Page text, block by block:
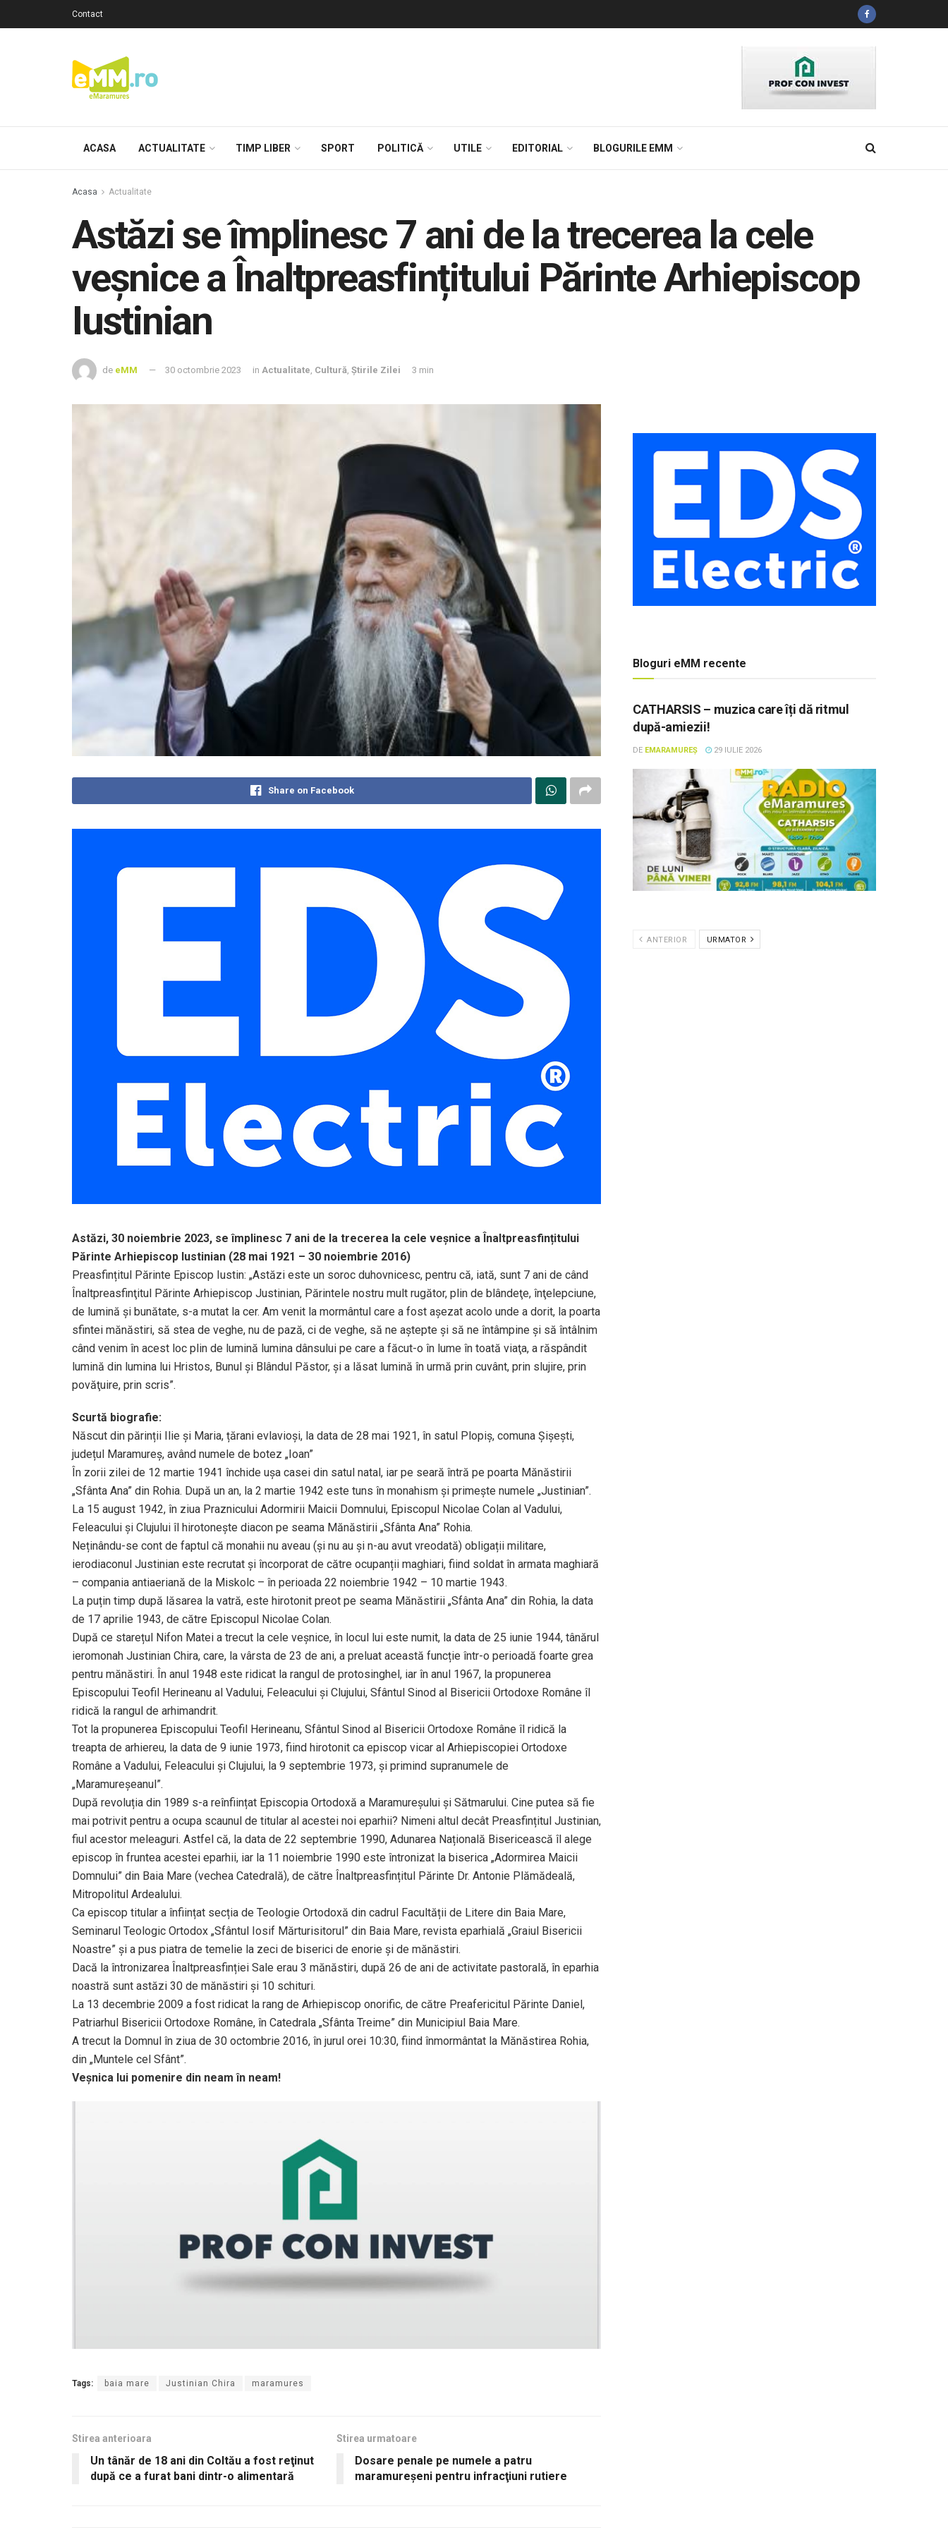
Contact
ACASA ACTUALITATE TIMP LIBER SPORT POLITICĂ UTILE EDITORIAL BLOGURILE EMM
Acasa Actualitate
Astăzi se împlinesc 7 ani de la trecerea la cele
veșnice a Înaltpreasfințitului Părinte Arhiepiscop
Iustinian
de eMM 30 octombrie 2023 in Actualitate, Cultură, Știrile Zilei 3 min
Share on Facebook
Astăzi, 30 noiembrie 2023, se împlinesc 7 ani de la trecerea la cele veșnice a Înaltpreasfințitului
Părinte Arhiepiscop Iustinian (28 mai 1921 – 30 noiembrie 2016)
Preasfințitul Părinte Episcop Iustin: „Astăzi este un soroc duhovnicesc, pentru că, iată, sunt 7 ani de când
Înaltpreasfinţitul Părinte Arhiepiscop Justinian, Părintele nostru mult rugător, plin de blândeţe, înţelepciune,
de lumină şi bunătate, s-a mutat la cer. Am venit la mormântul care a fost aşezat acolo unde a dorit, la poarta
sfintei mănăstiri, să stea de veghe, nu de pază, ci de veghe, să ne aştepte şi să ne întâmpine şi să întâlnim
când venim în acest loc plin de lumină lumina dânsului pe care a făcut-o în lume în toată viaţa, a răspândit
lumină din lumina lui Hristos, Bunul şi Blândul Păstor, şi a lăsat lumină în urmă prin cuvânt, prin slujire, prin
povăţuire, prin scris”.
Scurtă biografie:
Născut din părinții Ilie și Maria, țărani evlavioși, la data de 28 mai 1921, în satul Plopiș, comuna Șișești,
județul Maramureș, având numele de botez „Ioan”
În zorii zilei de 12 martie 1941 închide ușa casei din satul natal, iar pe seară întră pe poarta Mănăstirii
„Sfânta Ana” din Rohia. După un an, la 2 martie 1942 este tuns în monahism și primește numele „Justinian”.
La 15 august 1942, în ziua Praznicului Adormirii Maicii Domnului, Episcopul Nicolae Colan al Vadului,
Feleacului și Clujului îl hirotonește diacon pe seama Mănăstirii „Sfânta Ana” Rohia.
Neținându-se cont de faptul că monahii nu aveau (și nu au și n-au avut vreodată) obligații militare,
ierodiaconul Justinian este recrutat și încorporat de către ocupanții maghiari, fiind soldat în armata maghiară
– compania antiaeriană de la Miskolc – în perioada 22 noiembrie 1942 – 10 martie 1943.
La puțin timp după lăsarea la vatră, este hirotonit preot pe seama Mănăstirii „Sfânta Ana” din Rohia, la data
de 17 aprilie 1943, de către Episcopul Nicolae Colan.
După ce starețul Nifon Matei a trecut la cele veșnice, în locul lui este numit, la data de 25 iunie 1944, tânărul
ieromonah Justinian Chira, care, la vârsta de 23 de ani, a preluat această funcție într-o perioadă foarte grea
pentru mănăstiri. În anul 1948 este ridicat la rangul de protosinghel, iar în anul 1967, la propunerea
Episcopului Teofil Herineanu al Vadului, Feleacului și Clujului, Sfântul Sinod al Bisericii Ortodoxe Române îl
ridică la rangul de arhimandrit.
Tot la propunerea Episcopului Teofil Herineanu, Sfântul Sinod al Bisericii Ortodoxe Române îl ridică la
treapta de arhiereu, la data de 9 iunie 1973, fiind hirotonit ca episcop vicar al Arhiepiscopiei Ortodoxe
Române a Vadului, Feleacului și Clujului, la 9 septembrie 1973, și primind supranumele de
„Maramureșeanul”.
După revoluția din 1989 s-a reînființat Episcopia Ortodoxă a Maramureșului și Sătmarului. Cine putea să fie
mai potrivit pentru a ocupa scaunul de titular al acestei noi eparhii? Nimeni altul decât Preasfințitul Justinian,
fiul acestor meleaguri. Astfel că, la data de 22 septembrie 1990, Adunarea Națională Bisericească îl alege
episcop în fruntea acestei eparhii, iar la 11 noiembrie 1990 este întronizat la biserica „Adormirea Maicii
Domnului” din Baia Mare (vechea Catedrală), de către Înaltpreasfințitul Părinte Dr. Antonie Plămădeală,
Mitropolitul Ardealului.
Ca episcop titular a înființat secția de Teologie Ortodoxă din cadrul Facultății de Litere din Baia Mare,
Seminarul Teologic Ortodox „Sfântul Iosif Mărturisitorul” din Baia Mare, revista eparhială „Graiul Bisericii
Noastre” și a pus piatra de temelie la zeci de biserici de enorie și de mănăstiri.
Dacă la întronizarea Înaltpreasfinției Sale erau 3 mănăstiri, după 26 de ani de activitate pastorală, în eparhia
noastră sunt astăzi 30 de mănăstiri și 10 schituri.
La 13 decembrie 2009 a fost ridicat la rang de Arhiepiscop onorific, de către Preafericitul Părinte Daniel,
Patriarhul Bisericii Ortodoxe Române, în Catedrala „Sfânta Treime” din Municipiul Baia Mare.
A trecut la Domnul în ziua de 30 octombrie 2016, în jurul orei 10:30, fiind înmormântat la Mănăstirea Rohia,
din „Muntele cel Sfânt”.
Veșnica lui pomenire din neam în neam!
Tags: baia mare Justinian Chira maramures
Stirea anterioara
Un tânăr de 18 ani din Coltău a fost reţinut
după ce a furat bani dintr-o alimentară
Stirea urmatoare
Dosare penale pe numele a patru
maramureșeni pentru infracţiuni rutiere
Bloguri eMM recente
CATHARSIS – muzica care îți dă ritmul
după-amiezii!
DE EMARAMUREȘ 29 IULIE 2026
ANTERIOR URMATOR